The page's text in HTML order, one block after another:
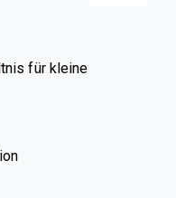
für kleine